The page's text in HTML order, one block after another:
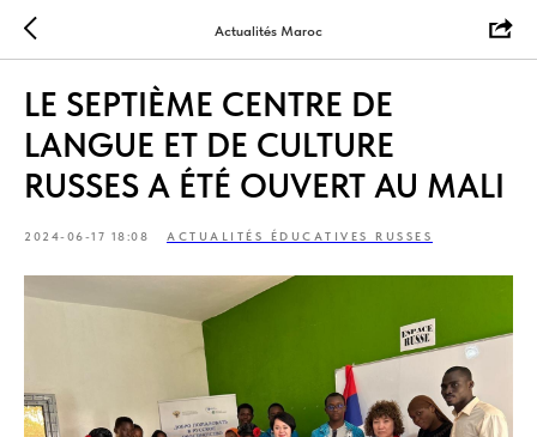
Actualités Maroc
LE SEPTIÈME CENTRE DE
LANGUE ET DE CULTURE
RUSSES A ÉTÉ OUVERT AU MALI
2024-06-17 18:08 ACTUALITÉS ÉDUCATIVES RUSSES